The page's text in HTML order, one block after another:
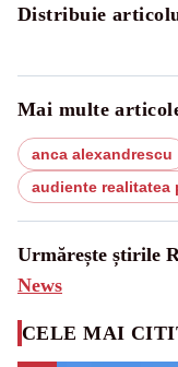
Distribuie
Mai multe
anca alexandrescu
audiente realitatea
Urmărește știrile
News
CELE MAI